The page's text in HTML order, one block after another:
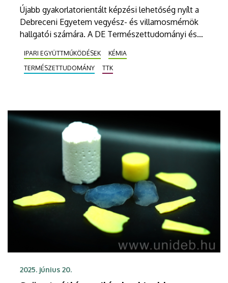
Újabb gyakorlatorientált képzési lehetőség nyílt a
Debreceni Egyetem vegyész- és villamosmérnök
hallgatói számára. A DE Természettudományi és
Technológiai Kar a Szolnok mellett elektrolitgyárat
építő KunlunChemmel kötött együttműködési
megállapodást, amely az oktatás mellett a kutatás-
IPARI EGYÜTTMŰKÖDÉSEK
KÉMIA
TERMÉSZETTUDOMÁNY
TTK
2025. június 20.